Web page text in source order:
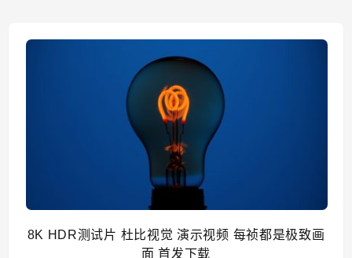
8K HDR测试片 杜比视觉 演示视频 每祯都是极致画
面 首发下载